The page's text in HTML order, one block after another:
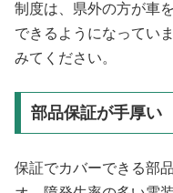
制度は、県外の方が車
できるようになってい
みてください。
部品保証が手厚い
保証でカバーできる部